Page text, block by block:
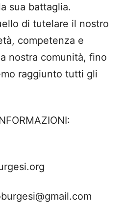
sua battaglia.
di tutelare il nostro
competenza e
nostra comunità, fino
raggiunto tutti gli